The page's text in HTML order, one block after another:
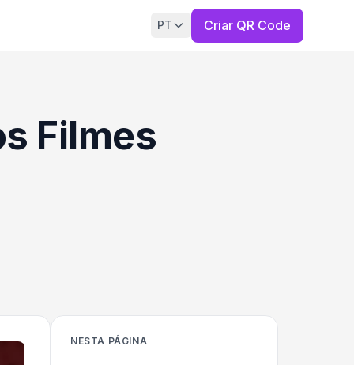
PT Criar QR Code
Filmes
NESTA PÁGINA